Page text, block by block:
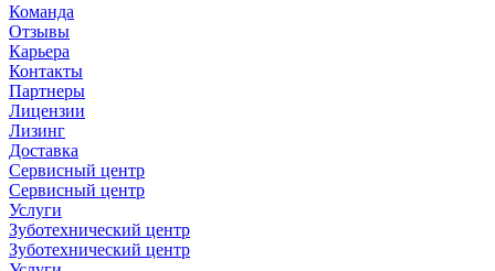
Команда
Отзывы
Карьера
Контакты
Партнеры
Лицензии
Лизинг
Доставка
Сервисный центр
Сервисный центр
Услуги
Зуботехнический центр
Зуботехнический центр